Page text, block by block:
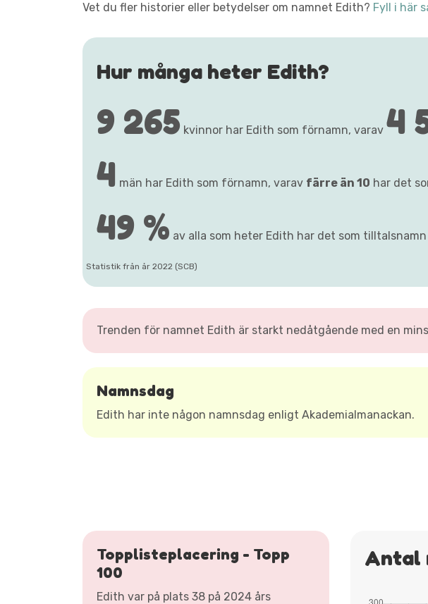
Vet du fler historier eller betydelser om namnet Edith? Fyll i här
Hur många heter Edith?
9 265 kvinnor har Edith som förnamn, varav 4
4 män har Edith som förnamn, varav färre än 10 har det
49 % av alla som heter Edith har det som
Statistik från år 2022 (SCB)
Trenden för namnet Edith är starkt nedåtgående med en
Namnsdag
Edith har inte någon namnsdag enligt Akademialmanackan.
Topplisteplacering - Topp
100
Edith var på plats 38 på 2024 års
Antal